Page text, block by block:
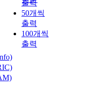
출력
50개씩
출력
100개씩
출력